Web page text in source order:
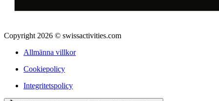
Copyright 2026 © swissactivities.com
Allmänna villkor
Cookiepolicy
Integritetspolicy